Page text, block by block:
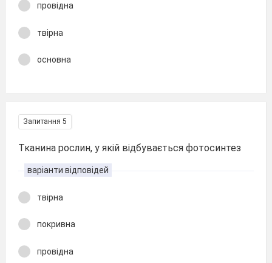
провідна
твірна
основна
Запитання 5
Тканина рослин, у якій відбувається фотосинтез
варіанти відповідей
твірна
покривна
провідна